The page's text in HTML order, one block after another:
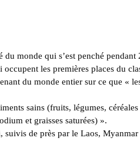
monde qui s’est penché pendant
les premières places du
du monde entier sur ce que «
sains (fruits, légumes,
et graisses saturées) ».
de près par le Laos,